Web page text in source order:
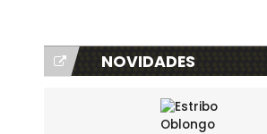
NOVIDADES